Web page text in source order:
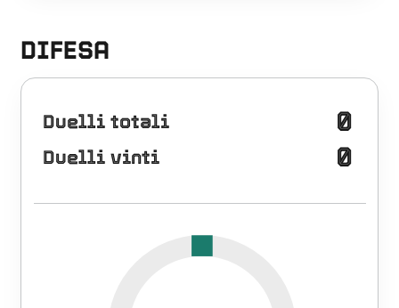
DIFESA
Duelli totali 0
Duelli vinti 0